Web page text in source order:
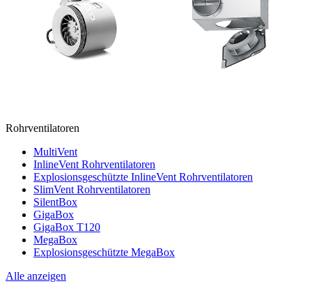
Rohrventilatoren
MultiVent
InlineVent Rohrventilatoren
Explosionsgeschützte InlineVent Rohrventilatoren
SlimVent Rohrventilatoren
SilentBox
GigaBox
GigaBox T120
MegaBox
Explosionsgeschützte MegaBox
Alle anzeigen